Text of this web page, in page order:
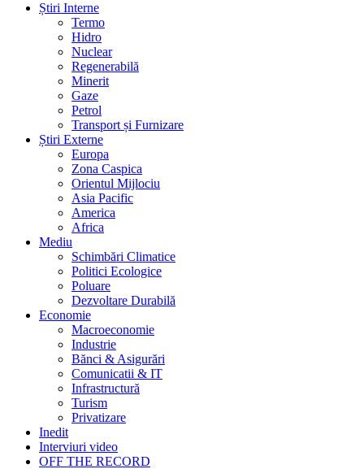
Știri Interne
Termo
Hidro
Nuclear
Regenerabilă
Minerit
Gaze
Petrol
Transport și Furnizare
Știri Externe
Europa
Zona Caspica
Orientul Mijlociu
Asia Pacific
America
Africa
Mediu
Schimbări Climatice
Politici Ecologice
Poluare
Dezvoltare Durabilă
Economie
Macroeconomie
Industrie
Bănci & Asigurări
Comunicatii & IT
Infrastructură
Turism
Privatizare
Inedit
Interviuri video
OFF THE RECORD